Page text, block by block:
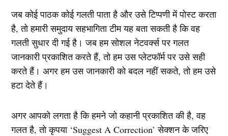
जब कोई पाठक कोई गलती पाता है और उसे टिप्पणी में पोस्ट करता
है, तो हमारी समुदाय सहभागिता टीम यह बता सकती है कि वह
गलती सुधार दी गई है। जब हम सोशल नेटवर्क्स पर गलत
जानकारी प्रकाशित करते हैं, तो हम उस प्लेटफॉर्म पर उसे सही
करते हैं। अगर हम उस जानकारी को बदल नहीं सकते, तो हम उसे
हटा देते हैं।
अगर आपको लगता है कि हमने जो कहानी प्रकाशित की है, वह
गलत है, तो कृपया ‘Suggest A Correction’ सेक्शन के जरिए